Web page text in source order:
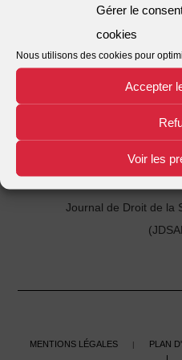
Gérer le
cookies
Nous utilisons des cookies pour
Accepter
Voir les
Nombre de fichiers
Date de création
Dernière mise à jour
Post Journal de Droit de la
Mentions légales | Plan